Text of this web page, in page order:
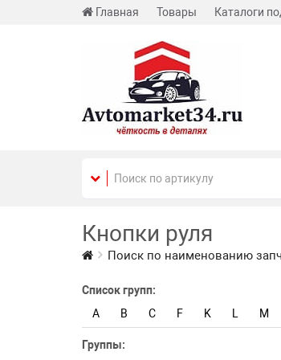
Главная Товары Каталоги
Кнопки руля
Поиск по наименованию
Список групп:
A
B C F K M
Группы: